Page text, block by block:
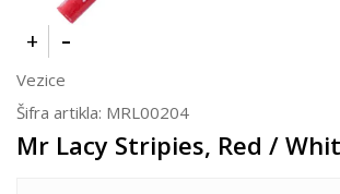
Vezice
Šifra artikla: MRL00204
Mr Lacy Stripies, Red /